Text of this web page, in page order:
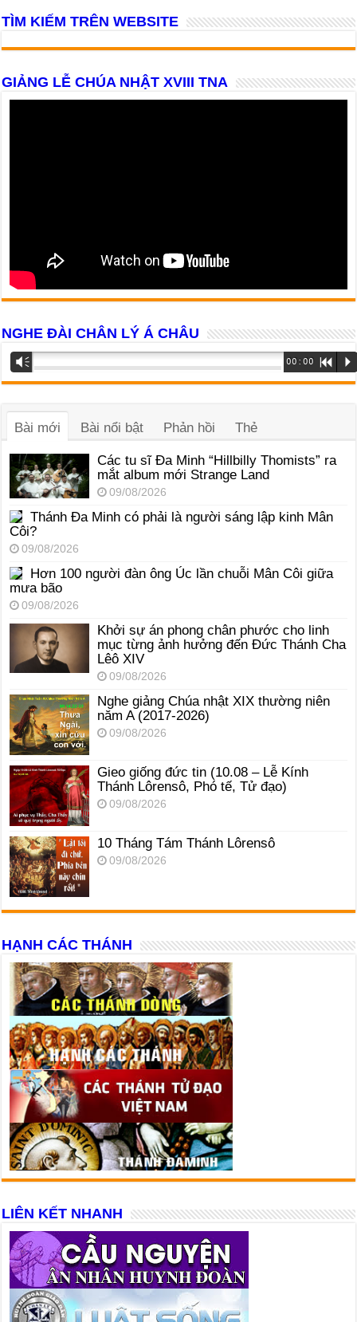
TÌM KIẾM TRÊN WEBSITE
GIẢNG LỄ CHÚA NHẬT XVIII TNA
NGHE ĐÀI CHÂN LÝ Á CHÂU
Trình
phát
âm
Vm 00:00 R P
Bài mới Bài nổi bật Phản hồi Thẻ
Các tu sĩ Đa Minh “Hillbilly Thomists” ra
mắt album mới Strange Land
09/08/2026
Thánh Đa Minh có phải là người sáng lập kinh Mân
Côi?
09/08/2026
Hơn 100 người đàn ông Úc lần chuỗi Mân Côi giữa
mưa bão
09/08/2026
Khởi sự án phong chân phước cho linh
mục từng ảnh hưởng đến Đức Thánh Cha
Lêô XIV
09/08/2026
Nghe giảng Chúa nhật XIX thường niên
năm A (2017-2026)
09/08/2026
Gieo giống đức tin (10.08 – Lễ Kính
Thánh Lôrensô, Phó tế, Tử đạo)
09/08/2026
10 Tháng Tám Thánh Lôrensô
09/08/2026
HẠNH CÁC THÁNH
LIÊN KẾT NHANH